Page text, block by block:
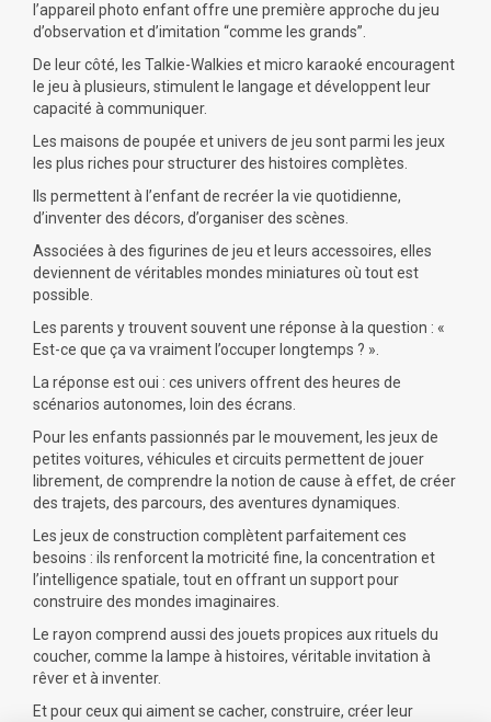
l’appareil photo enfantoffre une première approche du jeu
d’observation et d’imitation “comme les grands”.
De leur côté, les Talkie-Walkies etmicro karaoké encouragent
le jeu à plusieurs, stimulent le langage et développent leur
capacité à communiquer.
Les maisons de poupée et univers de jeu sont parmi les jeux
les plus riches pour structurer des histoires complètes.
Ils permettent à l’enfant de recréer la vie quotidienne,
d’inventer des décors, d’organiser des scènes.
Associées àdes figurines de jeu et leurs accessoires, elles
deviennent de véritables mondes miniatures où tout est
possible.
Les parents y trouvent souvent une réponse à la question : «
Est-ce que ça va vraiment l’occuper longtemps ? ».
La réponse est oui : ces univers offrent des heures de
scénarios autonomes, loin des écrans.
Pour les enfants passionnés par le mouvement, les jeux de
petites voitures, véhicules et circuits permettent de jouer
librement, de comprendre la notion de cause à effet, de créer
des trajets, des parcours, des aventures dynamiques.
Les jeux de construction complètent parfaitement ces
besoins : ils renforcent la motricité fine, la concentration et
l’intelligence spatiale, tout en offrant un support pour
construire des mondes imaginaires.
Le rayon comprend aussi des jouets propices aux rituels du
coucher, comme la lampe à histoires, véritable invitation à
rêver et à inventer.
Et pour ceux qui aiment se cacher, construire, créer leur